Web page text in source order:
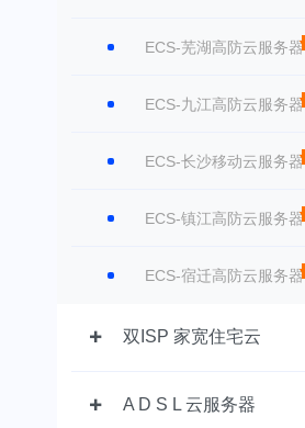
ECS-芜湖高防云服务器
ECS-九江高防云服务器
ECS-长沙移动云服务器
ECS-镇江高防云服务器
ECS-宿迁高防云服务器
双ISP 家宽住宅云
A D S L 云服务器